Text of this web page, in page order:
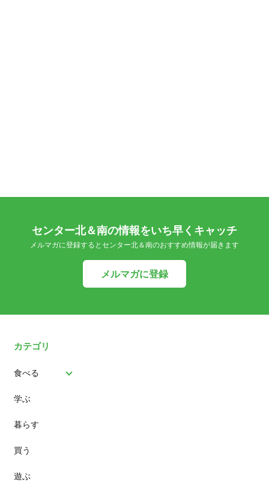
センター北＆南の情報をいち早くキャッチ
メルマガに登録するとセンター北＆南のおすすめ情報が届きます
メルマガに登録
カテゴリ
食べる
パン
スイーツ
ランチ
カフェ
学ぶ
暮らす
買う
遊ぶ